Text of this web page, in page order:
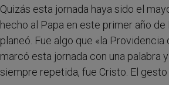
Quizás esta jornada haya sido el
hecho al Papa en este primer año de
planeó. Fue algo que «la Providencia
marcó esta jornada con una palabra
siempre repetida, fue Cristo. El